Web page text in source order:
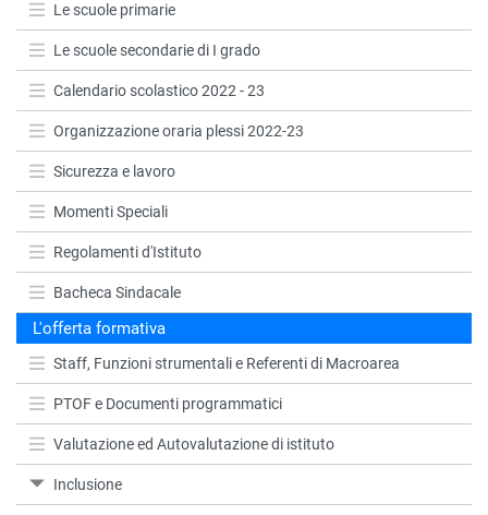
Le scuole primarie
Le scuole secondarie di I grado
Calendario scolastico 2022 - 23
Organizzazione oraria plessi 2022-23
Sicurezza e lavoro
Momenti Speciali
Regolamenti d'Istituto
Bacheca Sindacale
L'offerta formativa
Staff, Funzioni strumentali e Referenti di Macroarea
PTOF e Documenti programmatici
Valutazione ed Autovalutazione di istituto
Inclusione